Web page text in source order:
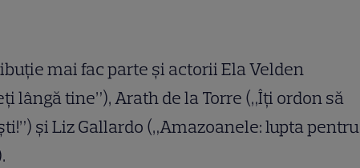
mai fac parte și actorii Ela Velden
lângă tine”), Arath de la Torre („Îți ordon să
și Liz Gallardo („Amazoanele: lupta pentru